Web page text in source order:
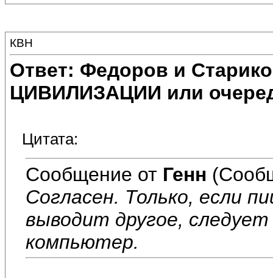
КВН
Ответ: Федоров и
ЦИВИЛИЗАЦИИ или
Цитата:
Сообщение от Генн
Согласен. Только, если
выводит другое,
компьютер.